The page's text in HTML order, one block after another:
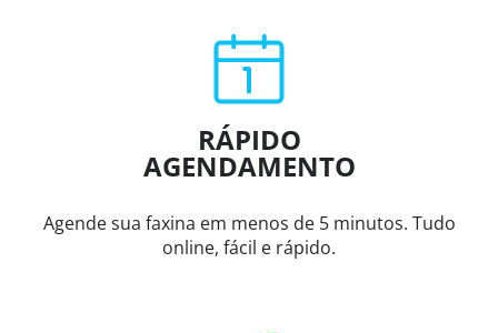
RÁPIDO
AGENDAMENTO
Agende sua faxina em menos de 5 minutos. Tudo
online, fácil e rápido.